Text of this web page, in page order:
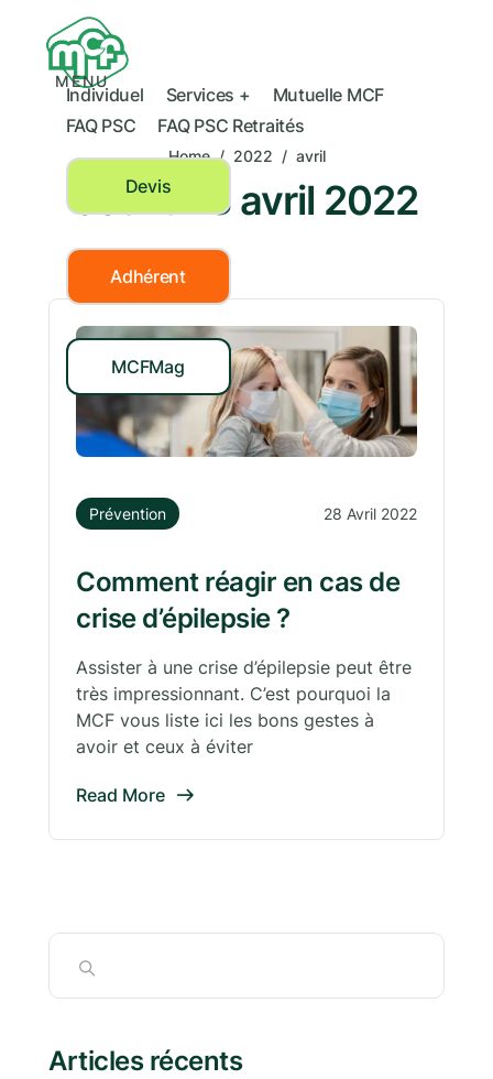
MENU
Individuel Services +
Mutuelle MCF
FAQ PSC
FAQ PSC Retraités
Devis
Adhérent
MCFMag
Home / 2022 / avril
Jour :28 avril 2022
Prévention 28 Avril 2022
Comment réagir en cas de
crise d’épilepsie ?
Assister à une crise d’épilepsie peut être
très impressionnant. C’est pourquoi la
MCF vous liste ici les bons gestes à
avoir et ceux à éviter
Read More
Articles récents